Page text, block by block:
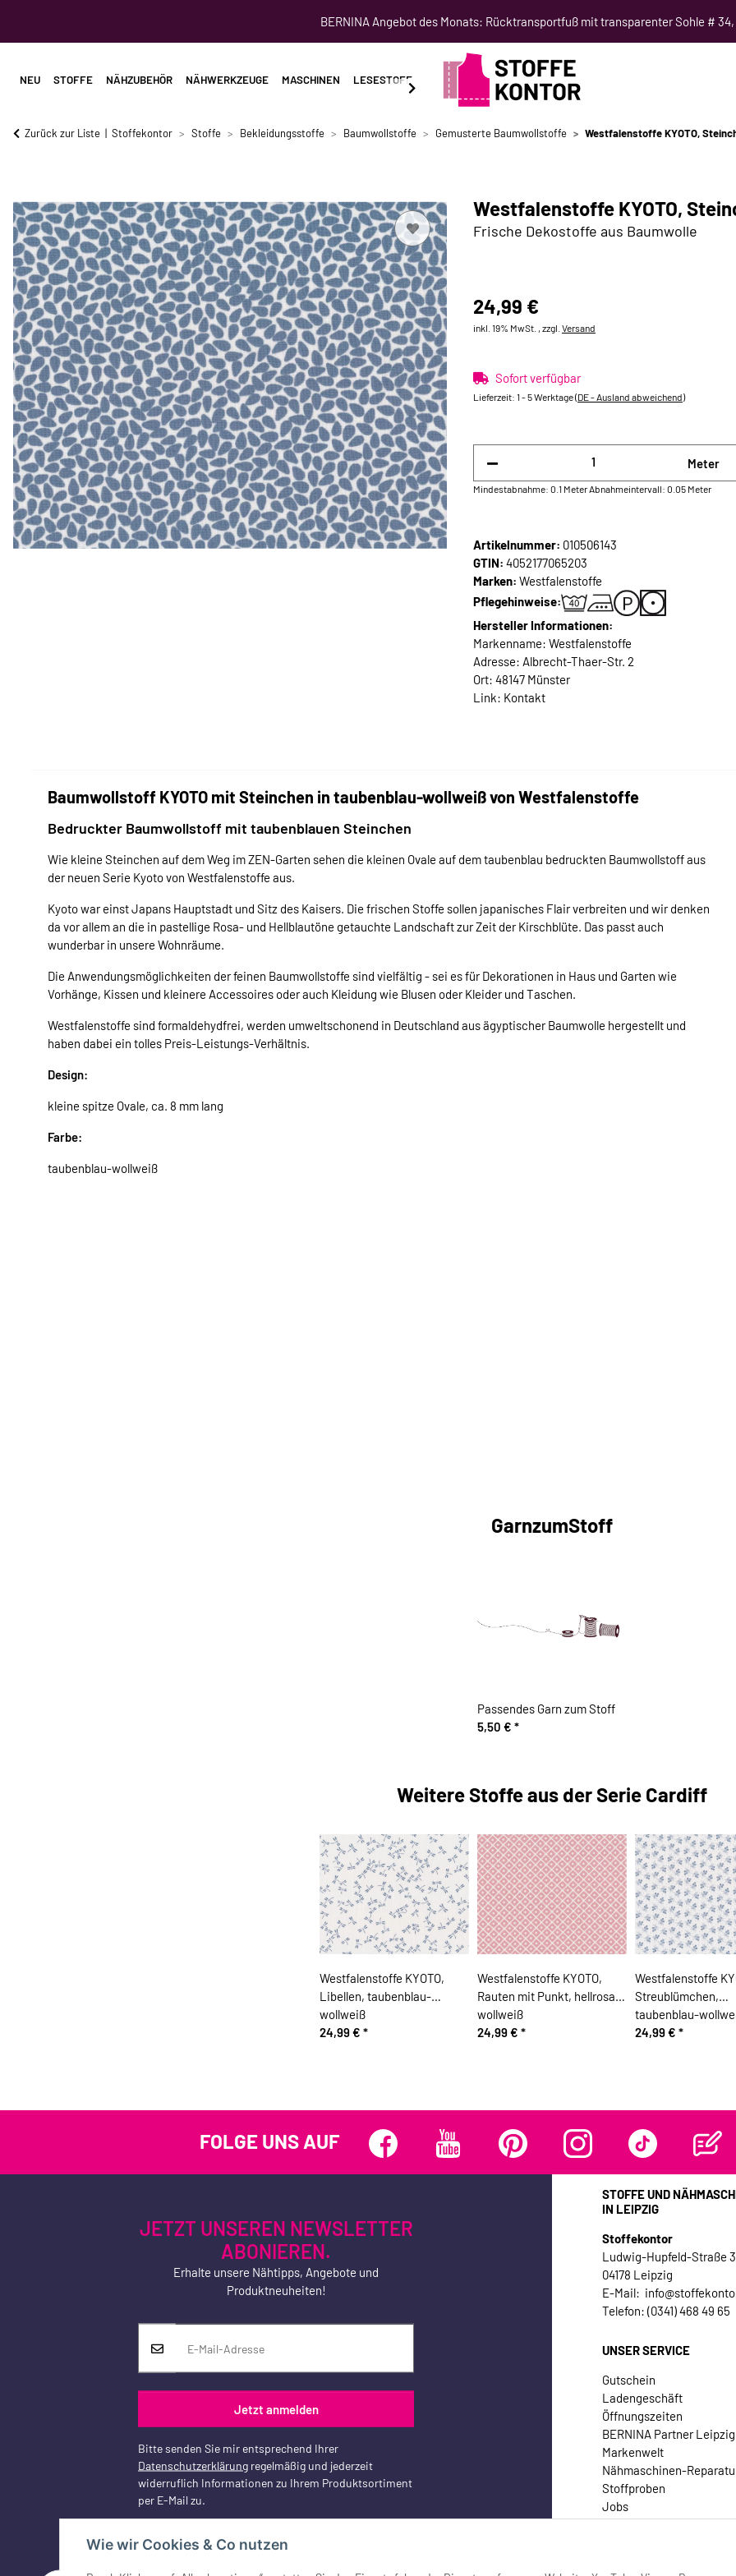
Wie wir Cookies & Co nutzen
BERNINA Angebot des Monats: Rücktransportfuß mit transparenter Sohle # 34,
NEU STOFFE NÄHZUBEHÖR NÄHWERKZEUGE MASCHINEN LESESTOFF SCHNITTMUSTER NÄHKURSE
Zurück zur Liste Stoffekontor Stoffe Bekleidungsstoffe Baumwollstoffe Gemusterte Baumwollstoffe Westfalenstoffe KYOTO,
Westfalenstoffe KYOTO,
Frische Dekostoffe aus Baumwolle
24,99 €
inkl. 19% MwSt. , zzgl. Versand
Sofort verfügbar
Lieferzeit: 1 - 5 Werktage(DE - Ausland abweichend)
Meter
Mindestabnahme: 0.1 MeterAbnahmeintervall: 0.05 Meter
Artikelnummer: 010506143
GTIN: 4052177065203
Marken: Westfalenstoffe
Pflegehinweise:
Hersteller Informationen:
Markenname: Westfalenstoffe
Adresse: Albrecht-Thaer-Str. 2
Ort: 48147 Münster
Link: Kontakt
Baumwollstoff KYOTO mit Steinchen in taubenblau-wollweiß von Westfalenstoffe
Bedruckter Baumwollstoff mit taubenblauen Steinchen
Wie kleine Steinchen auf dem Weg im ZEN-Garten sehen die kleinen Ovale auf dem taubenblau bedruckten Baumwollstoff aus
der neuen Serie Kyoto von Westfalenstoffe aus.
Kyoto war einst Japans Hauptstadt und Sitz des Kaisers. Die frischen Stoffe sollen japanisches Flair verbreiten und wir denken
da vor allem an die in pastellige Rosa- und Hellblautöne getauchte Landschaft zur Zeit der Kirschblüte. Das passt auch
wunderbar in unsere Wohnräume.
Die Anwendungsmöglichkeiten der feinen Baumwollstoffe sind vielfältig - sei es für Dekorationen in Haus und Garten wie
Vorhänge, Kissen und kleinere Accessoires oder auch Kleidung wie Blusen oder Kleider und Taschen.
Westfalenstoffe sind formaldehydfrei, werden umweltschonend in Deutschland aus ägyptischer Baumwolle hergestellt und
haben dabei ein tolles Preis-Leistungs-Verhältnis.
Design:
kleine spitze Ovale, ca. 8 mm lang
Farbe:
taubenblau-wollweiß
GarnzumStoff
Passendes Garn zum Stoff
5,50 € *
Weitere Stoffe aus der Serie Cardiff
Westfalenstoffe KYOTO,
Libellen, taubenblau-
wollweiß
24,99 € *
Westfalenstoffe KYOTO,
Rauten mit Punkt, hellrosa-
wollweiß
24,99 € *
Westfalenstoffe
Streublümchen,
taubenblau-
24,99 € *
FOLGE UNS AUF
JETZT UNSEREN NEWSLETTER
ABONIEREN.
Erhalte unsere Nähtipps, Angebote und
Produktneuheiten!
Jetzt anmelden
Bitte senden Sie mir entsprechend Ihrer
Datenschutzerklärung regelmäßig und jederzeit
widerruflich Informationen zu Ihrem Produktsortiment
per E-Mail zu.
STOFFE UND
IN LEIPZIG
Stoffekontor
Ludwig-Hupfeld-Straße
04178 Leipzig
E-Mail:
Telefon: (0341) 468 49 65
UNSER SERVICE
Gutschein
Ladengeschäft
Öffnungszeiten
BERNINA Partner Leipzig
Markenwelt
Nähmaschinen-
Stoffproben
Jobs
Kontakt